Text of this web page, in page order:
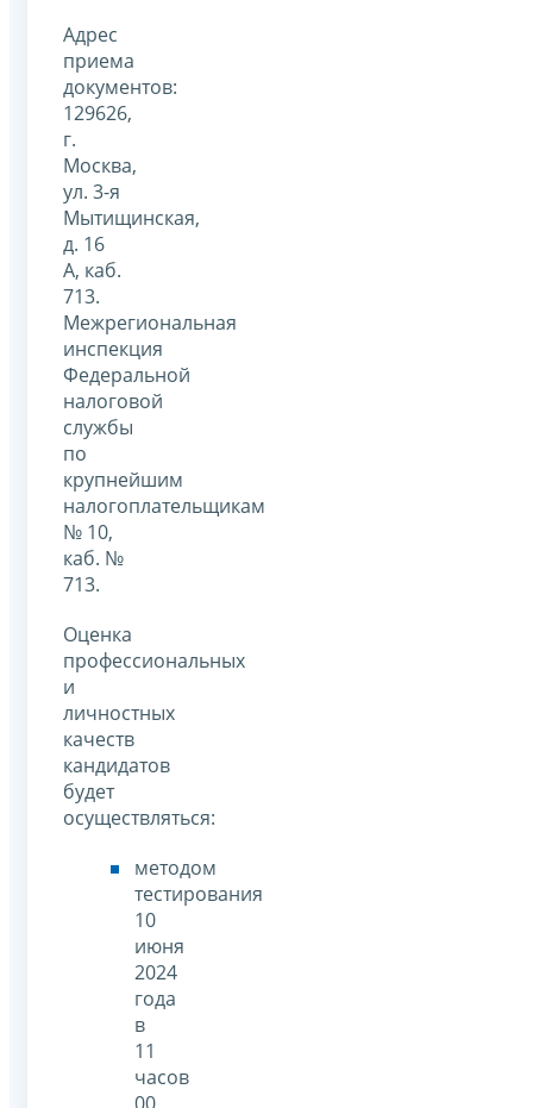
Адрес
приема
документов:
129626,
г.
Москва,
ул. 3-я
Мытищинская,
д. 16
А, каб.
713.
Межрегиональная
инспекция
Федеральной
налоговой
службы
по
крупнейшим
налогоплательщикам
№ 10,
каб. №
713.
Оценка
профессиональных
и
личностных
качеств
кандидатов
будет
осуществляться:
методом
тестирования
10
июня
2024
года
в
11
часов